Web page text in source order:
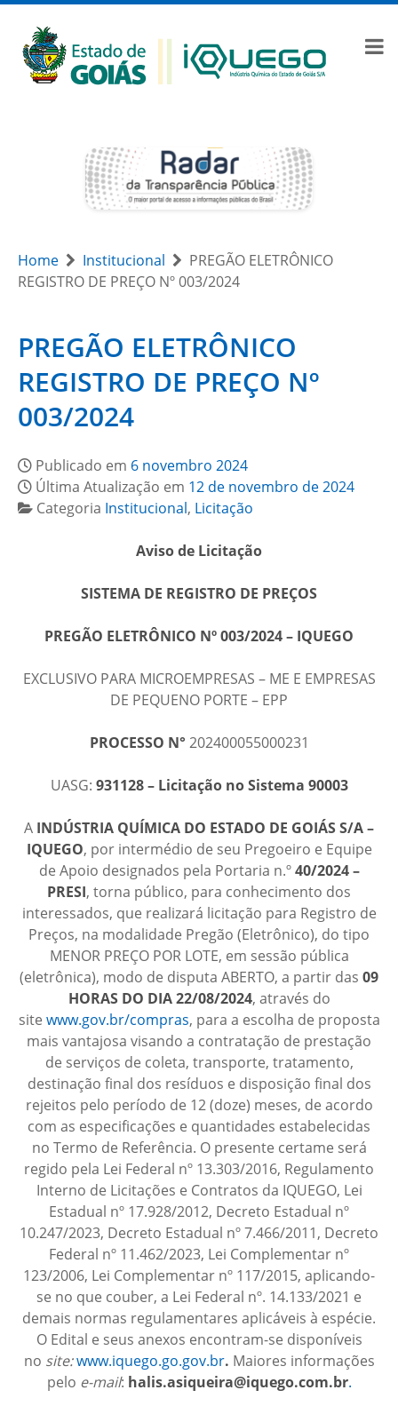
Home Institucional
PREGÃO ELETRÔNICO
REGISTRO DE PREÇO Nº 003/2024
PREGÃO ELETRÔNICO
REGISTRO DE PREÇO Nº
003/2024
Publicado em 6 novembro 2024
Última Atualização em 12 de novembro de 2024
Categoria Institucional, Licitação
Aviso de Licitação
SISTEMA DE REGISTRO DE PREÇOS
PREGÃO ELETRÔNICO Nº 003/2024 – IQUEGO
EXCLUSIVO PARA MICROEMPRESAS – ME E EMPRESAS
DE PEQUENO PORTE – EPP
PROCESSO N° 202400055000231
UASG: 931128 – Licitação no Sistema 90003
A INDÚSTRIA QUÍMICA DO ESTADO DE GOIÁS S/A –
IQUEGO, por intermédio de seu Pregoeiro e Equipe
de Apoio designados pela Portaria n.º40/2024 –
PRESI, torna público, para conhecimento dos
interessados, que realizará licitação para Registro de
Preços, na modalidade Pregão (Eletrônico), do tipo
MENOR PREÇO POR LOTE, em sessão pública
(eletrônica), modo de disputa ABERTO, a partir das 09
HORAS DO DIA 22/08/2024, através do
site www.gov.br/compras, para a escolha de proposta
mais vantajosa visando a contratação de prestação
de serviços de coleta, transporte, tratamento,
destinação final dos resíduos e disposição final dos
rejeitos pelo período de 12 (doze) meses, de acordo
com as especificações e quantidades estabelecidas
no Termo de Referência. O presente certame será
regido pela Lei Federal nº 13.303/2016, Regulamento
Interno de Licitações e Contratos da IQUEGO, Lei
Estadual nº 17.928/2012, Decreto Estadual nº
10.247/2023, Decreto Estadual nº 7.466/2011, Decreto
Federal nº 11.462/2023, Lei Complementar nº
123/2006, Lei Complementar nº 117/2015, aplicando-
se no que couber, a Lei Federal nº. 14.133/2021 e
demais normas regulamentares aplicáveis à espécie.
O Edital e seus anexos encontram-se disponíveis
no site:www.iquego.go.gov.br. Maiores informações
pelo e-mail: halis.asiqueira@iquego.com.br.